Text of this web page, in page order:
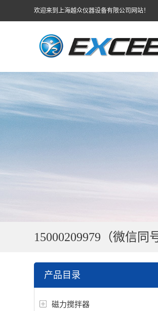
欢迎来到上海越众仪器设备有限公司网站！
15000209979（微信同
产品目录
磁力搅拌器